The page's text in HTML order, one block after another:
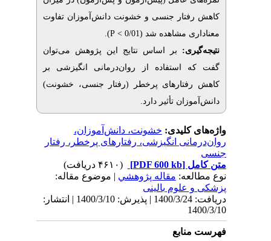
جنسی و خشونت دانش‌آموزان تفاوت
مشاهده شد (0/01 >
P
).
بر اساس نتایج این پژوهش می‌توان
استفاده از روان‌درمانی انگیزشی بر
پرخطر (رفتار جنسی، خشونت)
تأثیر دارد.
خشونت، دانش‌آموزان،
انگیزشی، رفتارهای پرخطر، رفتار
(۴۶۱۰ دریافت)
مقاله پژوهشي| موضوع مقاله:
بالینی
دریافت: 1400/3/24 | پذیرش: 1400/3/10 | انتشار: